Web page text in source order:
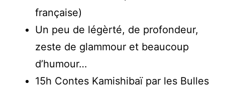
française)
Un peu de légèrté, de profondeur,
zeste de glammour et beaucoup
d’humour…
15h Contes Kamishibaï par les Bulles